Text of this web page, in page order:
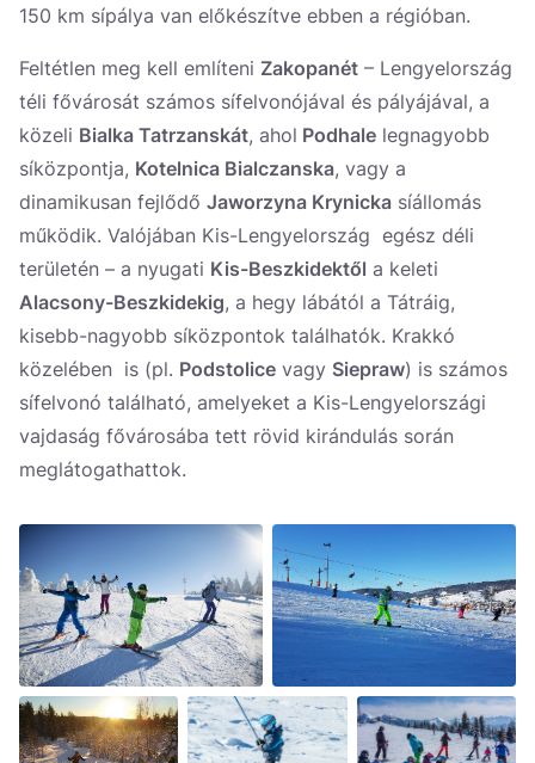
150 km sípálya van előkészítve ebben a régióban.
Feltétlen meg kell említeni Zakopanét – Lengyelország
téli fővárosát számos sífelvonójával és pályájával, a
közeli Bialka Tatrzanskát, ahol Podhale legnagyobb
síközpontja, Kotelnica Bialczanska, vagy a
dinamikusan fejlődő Jaworzyna Krynicka síállomás
működik. Valójában Kis-Lengyelország egész déli
területén – a nyugati Kis-Beszkidektől a keleti
Alacsony-Beszkidekig, a hegy lábától a Tátráig,
kisebb-nagyobb síközpontok találhatók. Krakkó
közelében is (pl. Podstolice vagy Siepraw) is számos
sífelvonó található, amelyeket a Kis-Lengyelországi
vajdaság fővárosába tett rövid kirándulás során
meglátogathattok.